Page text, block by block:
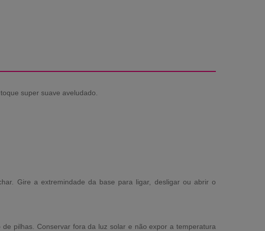
super suave aveludado.
Gire a extremindade da base para ligar, desligar ou abrir o
pilhas. Conservar fora da luz solar e não expor a temperatura